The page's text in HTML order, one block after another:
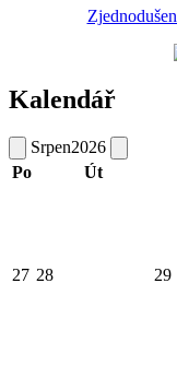
Kalendář
Srpen2026
Po
Út
27 28 29